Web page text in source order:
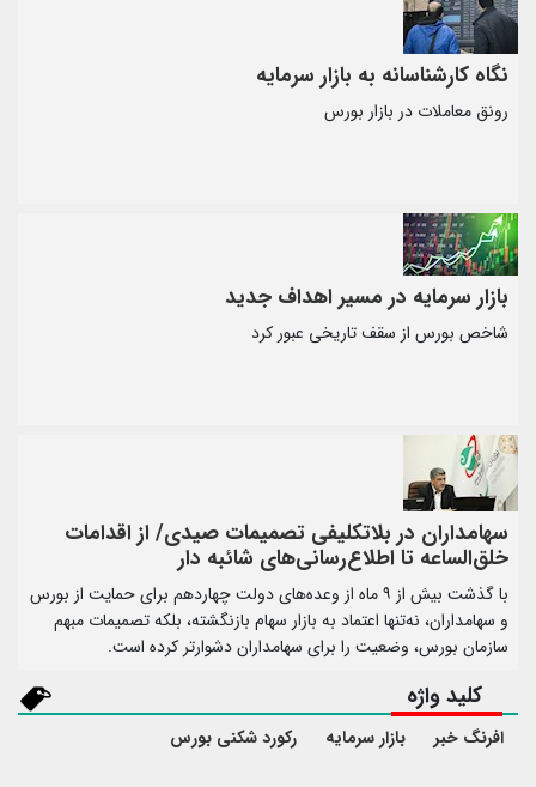
نگاه کارشناسانه به بازار سرمایه
رونق معاملات در بازار بورس
بازار سرمایه در مسیر اهداف جدید
شاخص بورس از سقف تاریخی عبور کرد
سهامداران در بلاتکلیفی تصمیمات صیدی/ از اقدامات
خلق‌الساعه تا اطلاع‌رسانی‌های شائبه دار
با گذشت بیش از ۹ ماه از وعده‌های دولت چهاردهم برای حمایت از بورس
و سهامداران، نه‌تنها اعتماد به بازار سهام بازنگشته، بلکه تصمیمات مبهم
سازمان بورس، وضعیت را برای سهامداران دشوارتر کرده است.
کلید واژه
افرنگ خبر بازار سرمایه رکورد شکنی بورس